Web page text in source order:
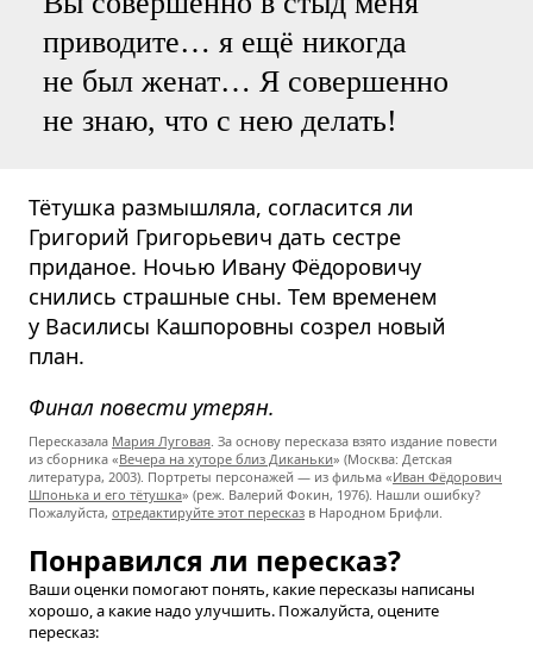
приводите… я ещё никогда
не был женат… Я совершенно
не знаю, что с нею делать!
Тётушка размышляла, согласится ли
Григорий Григорьевич дать сестре
приданое. Ночью Ивану Фёдоровичу
снились страшные сны. Тем временем
у Василисы Кашпоровны созрел новый
план.
Финал повести утерян.
Пересказала Мария Луговая. За основу пересказа взято издание повести
из сборника «Вечера на хуторе близ Диканьки» (Москва: Детская
литература, 2003). Портреты персонажей — из фильма «Иван Фёдорович
Шпонька и его тётушка» (реж. Валерий Фокин, 1976). Нашли ошибку?
Пожалуйста, отредактируйте этот пересказ в Народном Брифли.
Понравился ли пересказ?
Ваши оценки помогают понять, какие пересказы написаны
хорошо, а какие надо улучшить. Пожалуйста, оцените
пересказ: